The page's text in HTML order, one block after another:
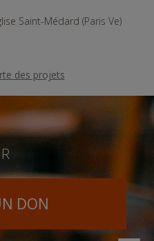
des projets
Saint-Médard (Paris Ve)
DON